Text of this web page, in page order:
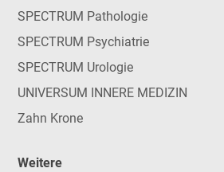
SPECTRUM Pathologie
SPECTRUM Psychiatrie
SPECTRUM Urologie
UNIVERSUM INNERE MEDIZIN
Zahn Krone
Weitere